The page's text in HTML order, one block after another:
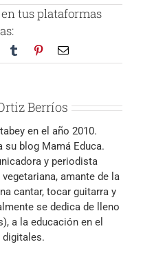
tus plataformas
Tumblr PinterestCorreo
electrónico
Berríos
en el año 2010.
su blog Mamá Educa.
y periodista
amante de la
cantar, tocar guitarra y
se dedica de lleno
a la educación en el
digitales.